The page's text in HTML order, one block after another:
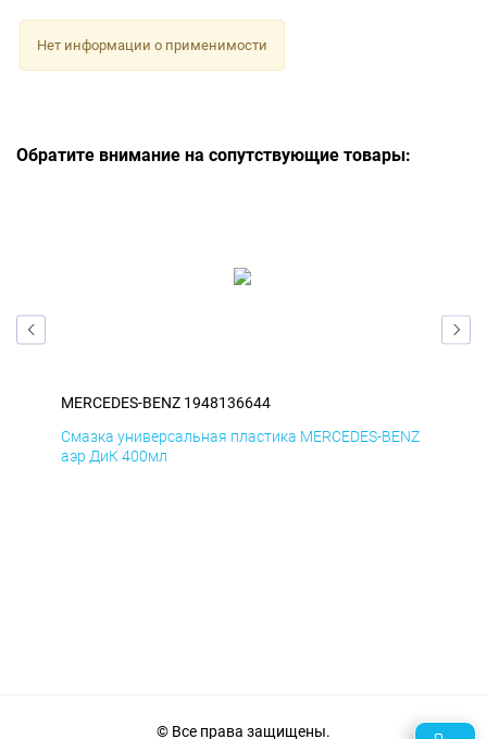
Нет информации о применимости
Обратите внимание на сопутствующие товары:
MERCEDES-BENZ 1948136644
Смазка универсальная пластика MERCEDES-BENZ
аэр ДиК 400мл
© Все права защищены.